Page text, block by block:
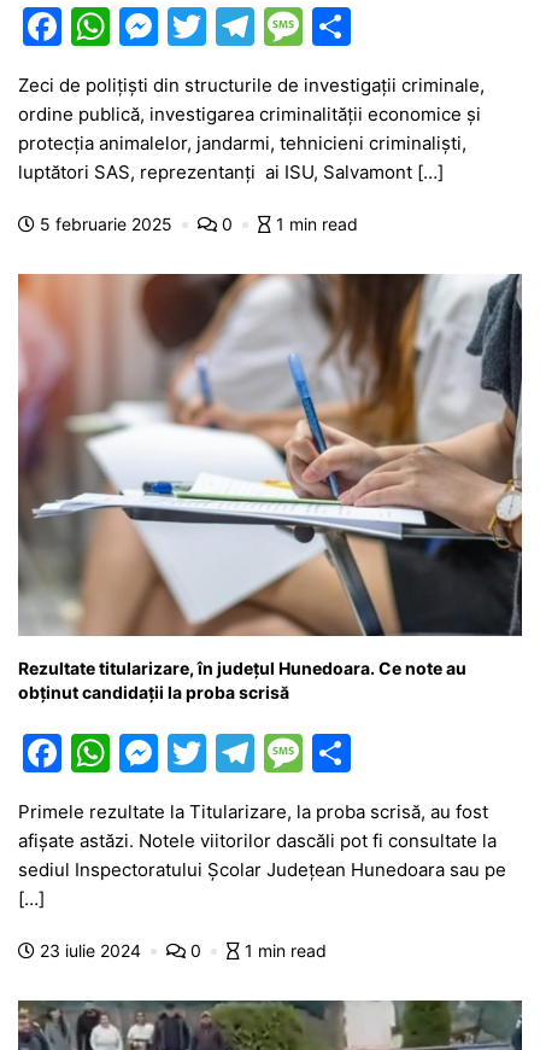
F
c
e
b
o
k
W
h
at
s
A
p
M
e
s
s
e
n
er
T
itt
er
T
e
gr
a
m
M
e
s
s
a
g
ar
ta
je
a
z
Zeci de polițiști din structurile de investigații criminale,
ordine publică, investigarea criminalității economice și
protecția animalelor, jandarmi, tehnicieni criminaliști,
luptători SAS, reprezentanți ai ISU, Salvamont […]
5 februarie 2025 0 1 min read
Rezultate titularizare, în județul Hunedoara. Ce note au
obținut candidații la proba scrisă
F
c
e
o
k
W
at
s
p
M
s
s
n
er
T
itt
er
T
e
gr
m
M
s
s
g
ta
je
Primele rezultate la Titularizare, la proba scrisă, au fost
afișate astăzi. Notele viitorilor dascăli pot fi consultate la
sediul Inspectoratului Școlar Județean Hunedoara sau pe
[…]
23 iulie 2024 0 1 min read